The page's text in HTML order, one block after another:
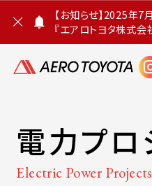
【お知らせ】2025年
『エアロトヨタ株式会
知
せ
電力プロ
Electric Power Projects